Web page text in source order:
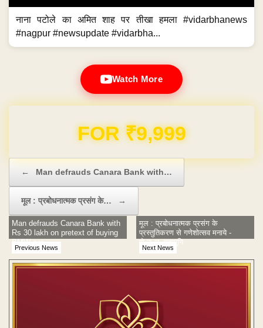
नाना पटोले का अमित शाह पर तीखा हमला #vidarbhanews
#nagpur #newsupdate #vidarbha...
Watch More
Domain & Hosting FREE for 1 Year
← Man defrauds Canara Bank with…
मूल : प्रबोधनात्मक प्रसंग के… →
Previous News
Man defrauds Canara Bank with
Rs 30 lakh on pretext of buying
BMW car
Next News
मूल : प्रबोधनात्मक प्रसंग के
प्रस्तुतिकरण से गणेशोत्सव मनाये -
पो.उ.अ. महामुनि